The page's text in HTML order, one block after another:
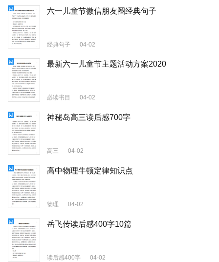
六一儿童节微信朋友圈经典句子
经典句子 04-02
最新六一儿童节主题活动方案2020
必读书目 04-02
神秘岛高三读后感700字
高三 04-02
高中物理牛顿定律知识点
物理 04-02
岳飞传读后感400字10篇
读后感400字 04-02